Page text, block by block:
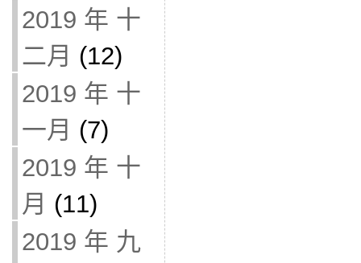
2019 年 十
二月 (12)
2019 年 十
一月 (7)
2019 年 十
月 (11)
2019 年 九